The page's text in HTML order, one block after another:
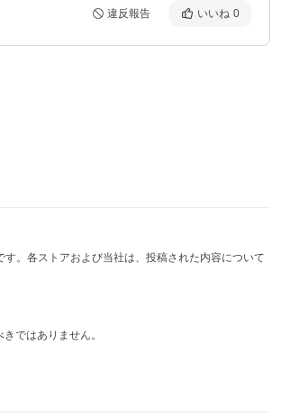
違反報告 いいね 0
。各ストアおよび当社は、投稿された内容について
ではありません。